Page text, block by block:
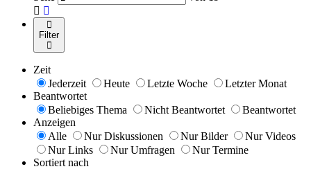
Filter
Zeit
Jederzeit
Heute Letzte Woche
Letzter Monat
Beantwortet
Beliebiges Thema
Nicht Beantwortet
Beantwortet
Anzeigen
Alle
Nur Diskussionen Nur Bilder
Nur Videos
Nur Links
Nur Umfragen
Nur Termine
Sortiert nach